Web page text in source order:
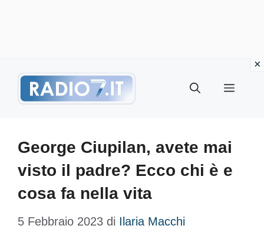
Menu
George Ciupilan, avete mai
visto il padre? Ecco chi è e
cosa fa nella vita
5 Febbraio 2023 di Ilaria Macchi